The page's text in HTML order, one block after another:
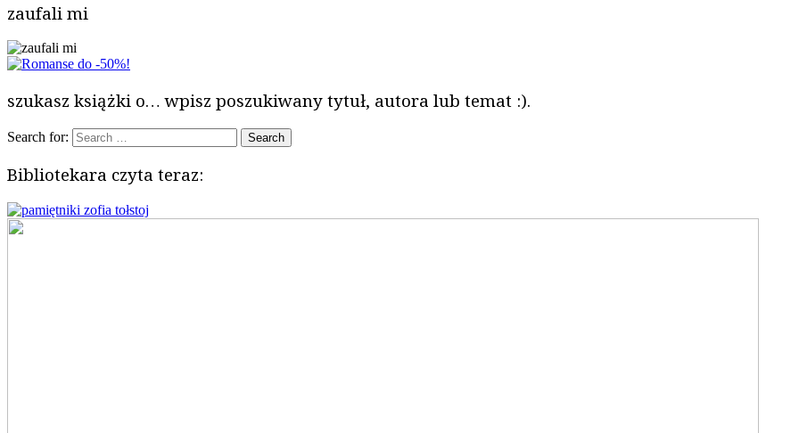
zaufali mi
szukasz książki o… wpisz poszukiwany tytuł, autora lub temat :).
Search for:
Bibliotekara czyta teraz: